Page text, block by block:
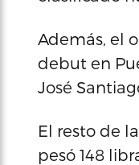
Además, el
debut en
José
El resto de
pesó 148